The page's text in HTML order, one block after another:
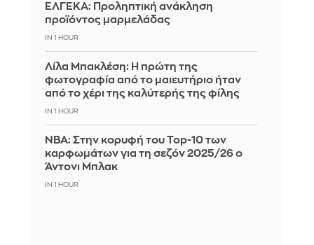
ΕΛΓΕΚΑ: Προληπτική ανάκληση
προϊόντος μαρμελάδας
IN 1 HOUR
Λίλα Μπακλέση: Η πρώτη της
φωτογραφία από το μαιευτήριο ήταν
από το χέρι της καλύτερής της φίλης
IN 1 HOUR
ΝΒΑ: Στην κορυφή του Top-10 των
καρφωμάτων για τη σεζόν 2025/26 ο
Άντονι Μπλακ
IN 1 HOUR